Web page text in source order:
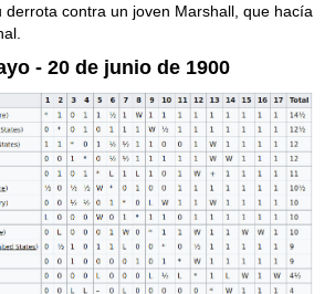
derrota contra un joven Marshall, que hacía
- 20 de junio de 1900